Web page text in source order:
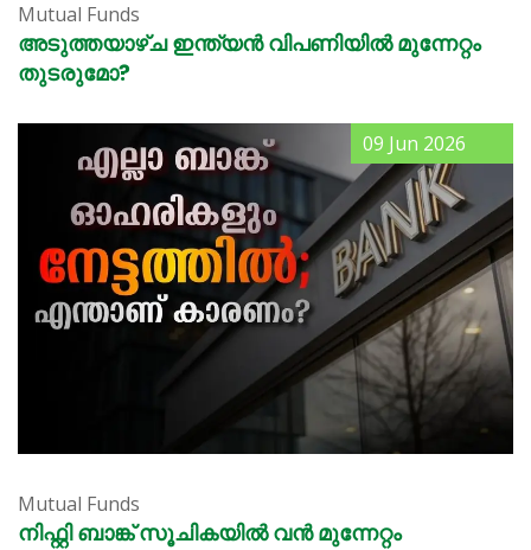
Mutual Funds
അടുത്തയാഴ്ച ഇന്ത്യൻ വിപണിയിൽ മുന്നേറ്റം
തുടരുമോ?
Mutual Funds
നിഫ്റ്റി ബാങ്ക് സൂചികയിൽ വൻ മുന്നേറ്റം
09 Jun 2026